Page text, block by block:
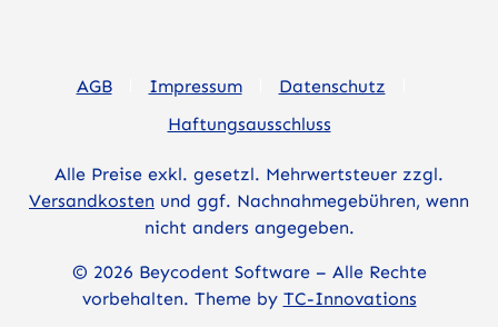
AGB Impressum
Datenschutz
Haftungsausschluss
Alle Preise exkl. gesetzl. Mehrwertsteuer zzgl.
Versandkosten und ggf. Nachnahmegebühren, wenn
nicht anders angegeben.
© 2026 Beycodent Software – Alle Rechte
vorbehalten. Theme by TC-Innovations